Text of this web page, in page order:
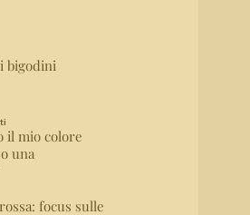
bigodini
il mio colore
una
focus sulle